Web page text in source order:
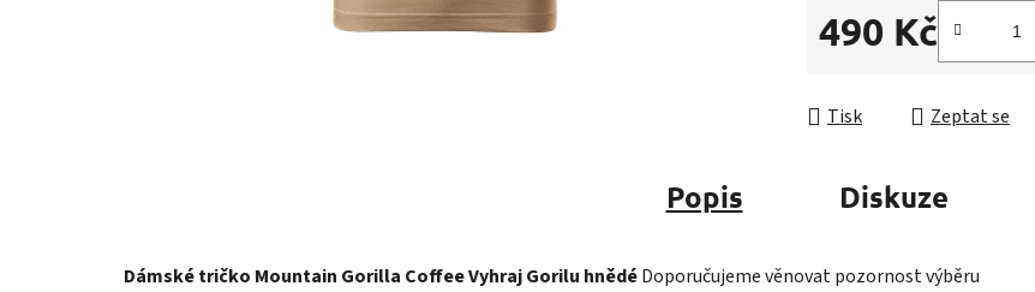
490 Kč
Tisk Zeptat se
Popis Diskuze
Dámské tričko Mountain Gorilla Coffee Vyhraj Gorilu hnědéDoporučujeme věnovat pozornost výběru